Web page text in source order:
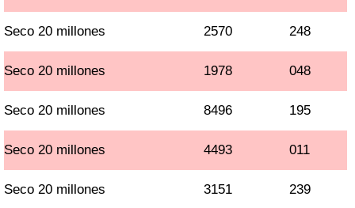
Seco 20 millones 2570 248
Seco 20 millones 1978 048
Seco 20 millones 8496 195
Seco 20 millones 4493 011
Seco 20 millones 3151 239